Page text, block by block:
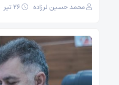
محمد حسین لرزاده